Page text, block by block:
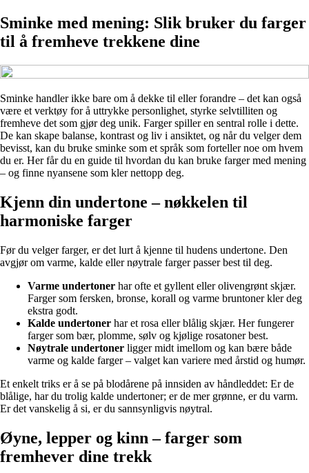
Sminke med mening: Slik bruker du farger
til å fremheve trekkene dine
Sminke handler ikke bare om å dekke til eller forandre – det kan også
være et verktøy for å uttrykke personlighet, styrke selvtilliten og
fremheve det som gjør deg unik. Farger spiller en sentral rolle i dette.
De kan skape balanse, kontrast og liv i ansiktet, og når du velger dem
bevisst, kan du bruke sminke som et språk som forteller noe om hvem
du er. Her får du en guide til hvordan du kan bruke farger med mening
– og finne nyansene som kler nettopp deg.
Kjenn din undertone – nøkkelen til
harmoniske farger
Før du velger farger, er det lurt å kjenne til hudens undertone. Den
avgjør om varme, kalde eller nøytrale farger passer best til deg.
Varme undertoner har ofte et gyllent eller olivengrønt skjær.
Farger som fersken, bronse, korall og varme bruntoner kler deg
ekstra godt.
Kalde undertoner har et rosa eller blålig skjær. Her fungerer
farger som bær, plomme, sølv og kjølige rosatoner best.
Nøytrale undertoner ligger midt imellom og kan bære både
varme og kalde farger – valget kan variere med årstid og humør.
Et enkelt triks er å se på blodårene på innsiden av håndleddet: Er de
blålige, har du trolig kalde undertoner; er de mer grønne, er du varm.
Er det vanskelig å si, er du sannsynligvis nøytral.
Øyne, lepper og kinn – farger som
fremhever dine trekk